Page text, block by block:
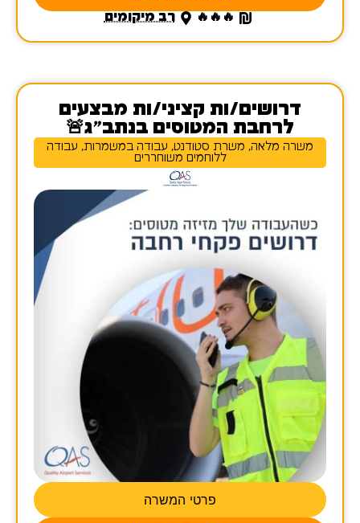
🔥🔥🔥
רב מיקומים
דרושים/ות קציני/ות מבצעים
לרחבת המטוסים בנתב"ג🚨
משרה מלאה, משרת סטודנט, עבודה במשמרות, עבודה
ללוחמים משוחררים
פרטי המשרה